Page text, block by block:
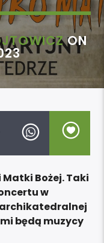
ON
Bożej. Taki
w
archikatedralnej
będą muzycy